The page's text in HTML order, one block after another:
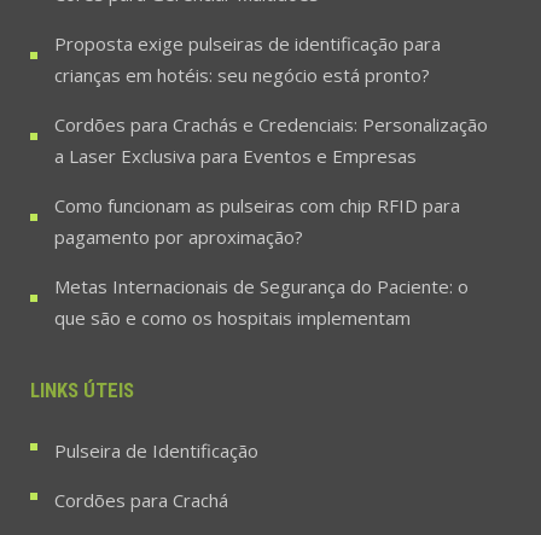
Proposta exige pulseiras de identificação para
crianças em hotéis: seu negócio está pronto?
Cordões para Crachás e Credenciais: Personalização
a Laser Exclusiva para Eventos e Empresas
Como funcionam as pulseiras com chip RFID para
pagamento por aproximação?
Metas Internacionais de Segurança do Paciente: o
que são e como os hospitais implementam
LINKS ÚTEIS
Pulseira de Identificação
Cordões para Crachá